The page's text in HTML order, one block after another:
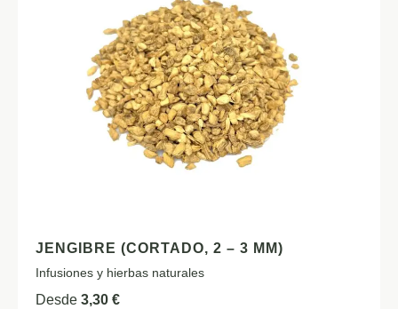
JENGIBRE (CORTADO, 2 – 3 MM)
Infusiones y hierbas naturales
Desde 3,30 €